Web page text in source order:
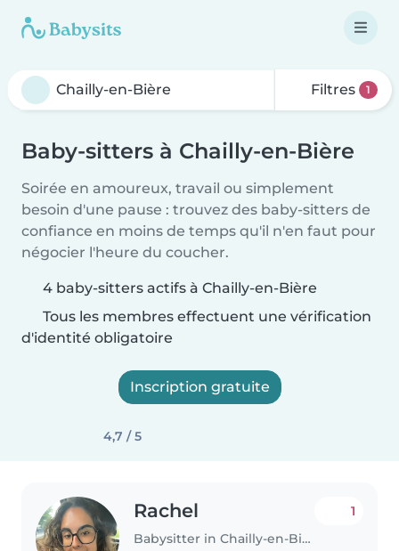
Filtres 1
Baby-sitters à Chailly-en-Bière
Soirée en amoureux, travail ou simplement
besoin d'une pause : trouvez des baby-sitters de
confiance en moins de temps qu'il n'en faut pour
négocier l'heure du coucher.
4 baby-sitters actifs à Chailly-en-Bière
Tous les membres effectuent une vérification
d'identité obligatoire
Inscription gratuite
4,7 / 5
Rachel
Babysitter in Chailly-en-Bière
1